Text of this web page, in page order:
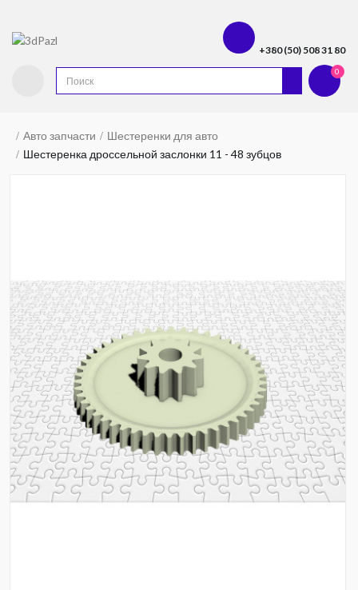
+380 (50) 508 31 80
0
Авто запчасти
Шестеренки для авто
Шестеренка дроссельной заслонки 11 - 48 зубцов